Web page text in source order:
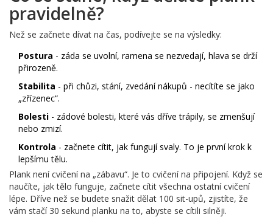
pravidelně?
Než se začnete dívat na čas, podívejte se na výsledky:
Postura - záda se uvolní, ramena se nezvedají, hlava se drží
přirozeně.
Stabilita - při chůzi, stání, zvedání nákupů - necítíte se jako
„zřízenec“.
Bolesti - zádové bolesti, které vás dříve trápily, se zmenšují
nebo zmizí.
Kontrola - začnete cítit, jak fungují svaly. To je první krok k
lepšímu tělu.
Plank není cvičení na „zábavu“. Je to cvičení na připojení. Když se
naučíte, jak tělo funguje, začnete cítit všechna ostatní cvičení
lépe. Dříve než se budete snažit dělat 100 sit-upů, zjistíte, že
vám stačí 30 sekund planku na to, abyste se cítili silněji.